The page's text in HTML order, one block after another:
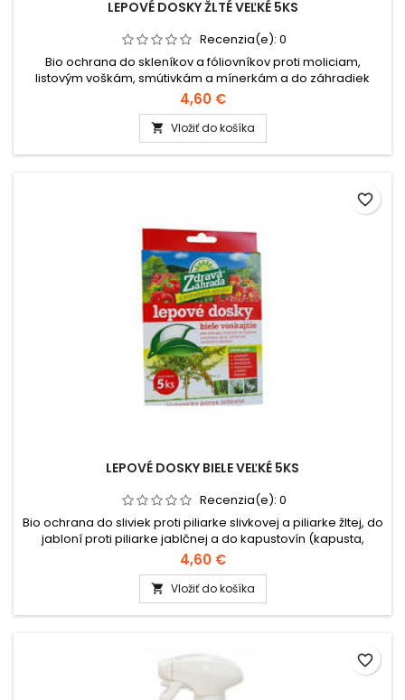
LEPOVÉ DOSKY ŽLTÉ VEĽKÉ 5KS
Recenzia(e): 0
Bio ochrana do skleníkov a fóliovníkov proti moliciam,
listovým voškám, smútivkám a mínerkám a do záhradiek
proti skočkám, blyskáčikom, krytonosom, voškám a
moliciam.
4,60 €
 Vložiť do košíka
LEPOVÉ DOSKY BIELE VEĽKÉ 5KS
Recenzia(e): 0
Bio ochrana do sliviek proti piliarke slivkovej a piliarke žltej, do
jabloní proti piliarke jablčnej a do kapustovín (kapusta,
karfiol, kaleráb) proti kvetárke kapustovej.
4,60 €
 Vložiť do košíka
favorite_border
favorite_border